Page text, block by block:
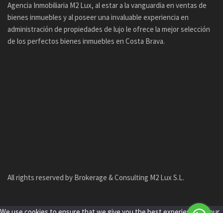
Agencia Inmobiliaria M2 Lux, al estar a la vanguardia en ventas de
bienes inmuebles y al poseer una invaluable experiencia en
administración de propiedades de lujo le ofrece la mejor selección
de los perfectos bienes inmuebles en Costa Brava.
All rights reserved by Brokerage & Consulting M2 Lux S.L.